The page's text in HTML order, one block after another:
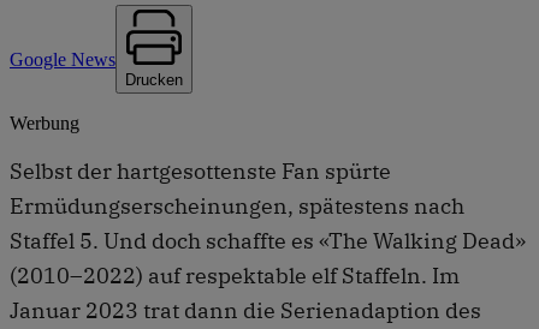
Google News
Drucken
Werbung
Selbst der hartgesottenste Fan spürte
Ermüdungserscheinungen, spätestens nach
Staffel 5. Und doch schaffte es «The Walking Dead»
(2010–2022) auf respektable elf Staffeln. Im
Januar 2023 trat dann die Serienadaption des